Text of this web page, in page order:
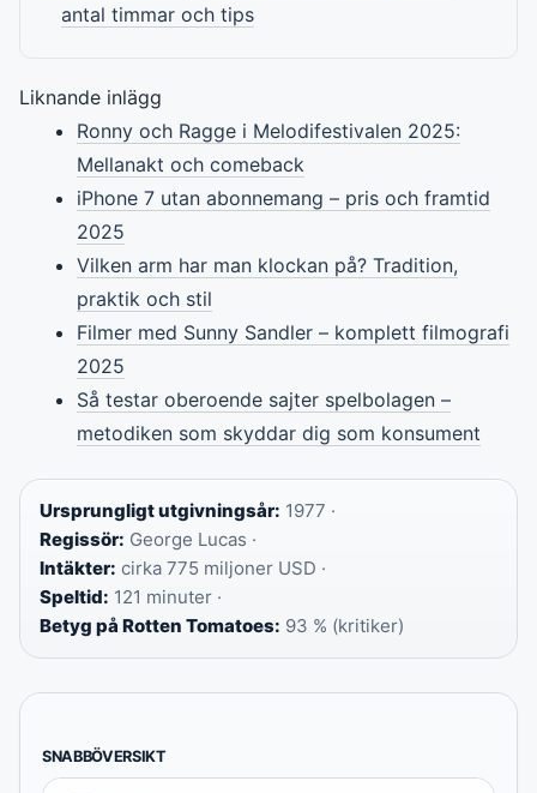
antal timmar och tips
Liknande inlägg
Ronny och Ragge i Melodifestivalen 2025:
Mellanakt och comeback
iPhone 7 utan abonnemang – pris och framtid
2025
Vilken arm har man klockan på? Tradition,
praktik och stil
Filmer med Sunny Sandler – komplett filmografi
2025
Så testar oberoende sajter spelbolagen –
metodiken som skyddar dig som konsument
Ursprungligt utgivningsår: 1977 ·
Regissör: George Lucas ·
Intäkter: cirka 775 miljoner USD ·
Speltid: 121 minuter ·
Betyg på Rotten Tomatoes: 93 % (kritiker)
SNABBÖVERSIKT